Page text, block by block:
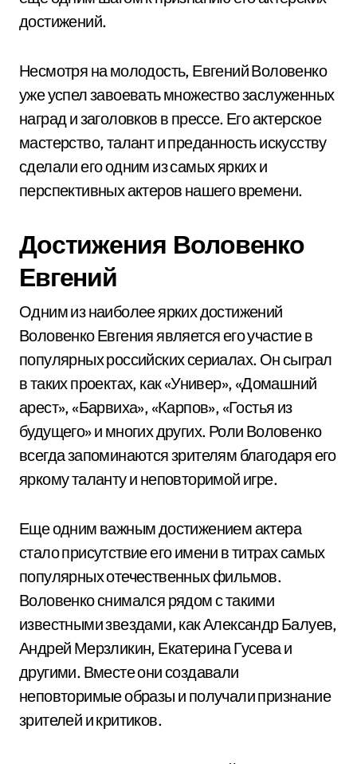
достижений.
Несмотря на молодость, Евгений Воловенко
уже успел завоевать множество заслуженных
наград и заголовков в прессе. Его актерское
мастерство, талант и преданность искусству
сделали его одним из самых ярких и
перспективных актеров нашего времени.
Достижения Воловенко
Евгений
Одним из наиболее ярких достижений
Воловенко Евгения является его участие в
популярных российских сериалах. Он сыграл
в таких проектах, как «Универ», «Домашний
арест», «Барвиха», «Карпов», «Гостья из
будущего» и многих других. Роли Воловенко
всегда запоминаются зрителям благодаря его
яркому таланту и неповторимой игре.
Еще одним важным достижением актера
стало присутствие его имени в титрах самых
популярных отечественных фильмов.
Воловенко снимался рядом с такими
известными звездами, как Александр Балуев,
Андрей Мерзликин, Екатерина Гусева и
другими. Вместе они создавали
неповторимые образы и получали признание
зрителей и критиков.